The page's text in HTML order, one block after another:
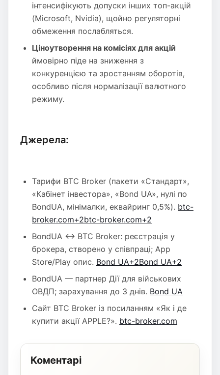
інтенсифікують допуски інших топ-акцій
(Microsoft, Nvidia), щойно регуляторні
обмеження послабляться.
Ціноутворення на комісіях для акцій
ймовірно піде на зниження з
конкуренцією та зростанням оборотів,
особливо після нормалізації валютного
режиму.
Джерела:
Тарифи BTC Broker (пакети «Стандарт»,
«Кабінет інвестора», «Bond UA», нулі по
BondUA, мінімалки, еквайринг 0,5%). btc-
broker.com+2btc-broker.com+2
BondUA ↔ BTC Broker: реєстрація у
брокера, створено у співпраці; App
Store/Play опис. Bond UA+2Bond UA+2
BondUA — партнер Дії для військових
ОВДП; зарахування до 3 днів. Bond UA
Сайт BTC Broker із посиланням «Як і де
купити акції APPLE?». btc-broker.com
Коментарі